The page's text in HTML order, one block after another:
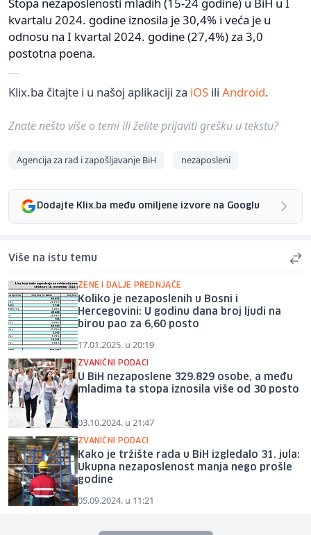
kvartalu 2024. godine iznosila je 30,4% i veća je u
odnosu na I kvartal 2024. godine (27,4%) za 3,0
postotna poena.
Klix.ba čitajte i u našoj aplikaciji za iOS ili Android.
Znate nešto više o temi ili želite prijaviti grešku u tekstu?
Agencija za rad i zapošljavanje BiH nezaposleni
Dodajte Klix.ba među omiljene izvore na Googlu
Više na istu temu
ŽENE I DALJE PREDNJAČE
Koliko je nezaposlenih u Bosni i
Hercegovini: U godinu dana broj ljudi na
birou pao za 6,60 posto
17.01.2025. u 20:19
ZVANIČNI PODACI
U BiH nezaposlene 329.829 osobe, a među
mladima ta stopa iznosila više od 30 posto
03.10.2024. u 21:47
ZVANIČNI PODACI
Kako je tržište rada u BiH izgledalo 31. jula:
Ukupna nezaposlenost manja nego prošle
godine
05.09.2024. u 11:21